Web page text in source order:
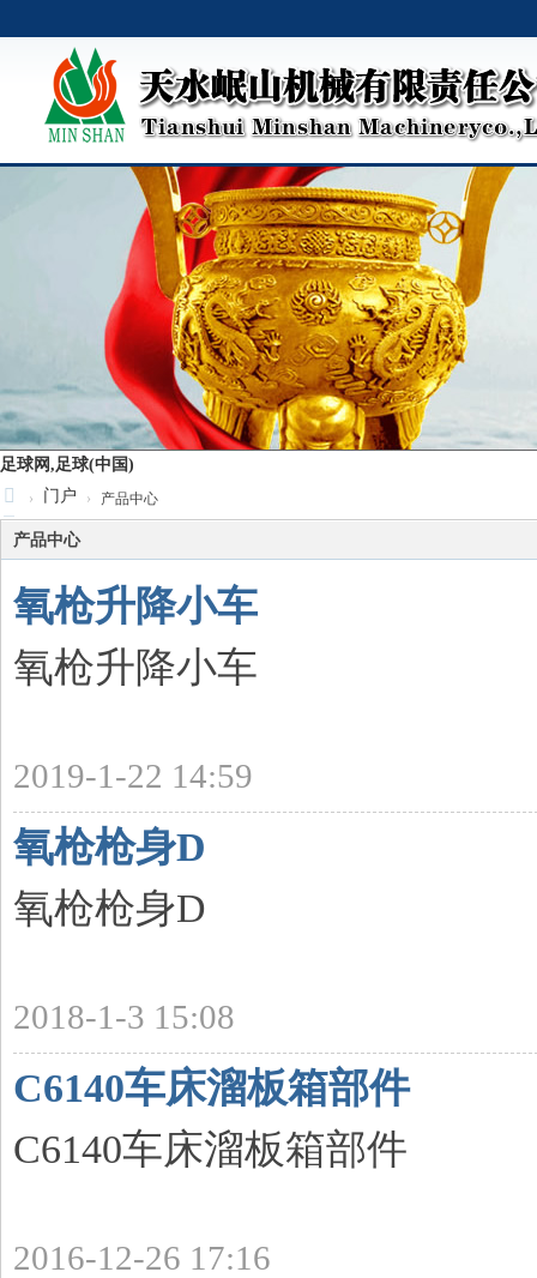
足球网,足球(中国)
足
球
球
› 门户 › 产品中心
产品中心
氧枪升降小车
氧枪升降小车
2019-1-22 14:59
氧枪枪身D
氧枪枪身D
2018-1-3 15:08
C6140车床溜板箱部件
C6140车床溜板箱部件
2016-12-26 17:16